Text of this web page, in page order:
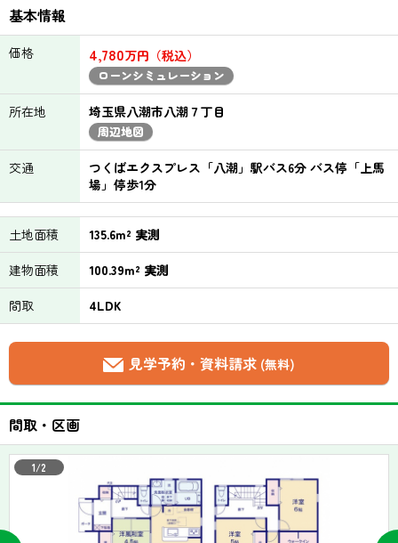
基本情報
価格 4,780万円（税込）
ローンシミュレーション
所在地 埼玉県八潮市八潮７丁目
周辺地図
交通
つくばエクスプレス「八潮」駅バス6分 バス停「上馬
場」停歩1分
土地面積
135.6m² 実測
建物面積
100.39m² 実測
間取
4LDK
見学予約・資料請求 (無料)
間取・区画
1/2